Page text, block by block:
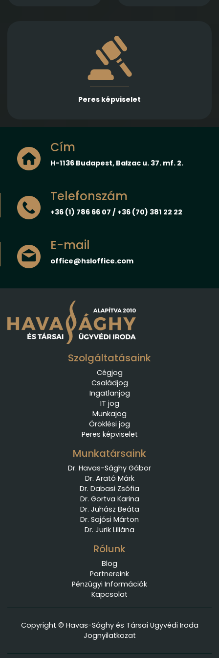
Peres képviselet
Több különböző jogterületen nyújtunk rutinos
képviseletet első és másodfokon, városi/kerületi és
megyei, valamint ítélőtáblák előtt
Cím
H-1136 Budapest, Balzac u. 37. mf. 2.
Telefonszám
+36 (1) 786 66 07 / +36 (70) 381 22 22
E-mail
office@hsloffice.com
Szolgáltatásaink
Cégjog
Családjog
Ingatlanjog
IT jog
Munkajog
Öröklési jog
Peres képviselet
Munkatársaink
Dr. Havas-Sághy Gábor
Dr. Arató Márk
Dr. Dabasi Zsófia
Dr. Gortva Karina
Dr. Juhász Beáta
Dr. Sajósi Márton
Dr. Jurik Liliána
Rólunk
Blog
Partnereink
Pénzügyi Információk
Kapcsolat
Copyright © Havas-Sághy és Társai Ügyvédi Iroda
Jognyilatkozat